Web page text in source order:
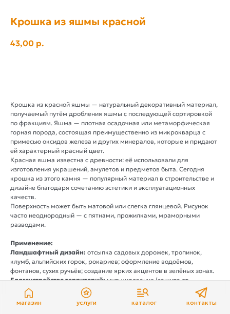
магазин услуги каталог контакты
Крошка из яшмы красной
43,00 р.
Крошка из красной яшмы — натуральный декоративный материал,
получаемый путём дробления яшмы с последующей сортировкой
по фракциям. Яшма — плотная осадочная или метаморфическая
горная порода, состоящая преимущественно из микрокварца с
примесью оксидов железа и других минералов, которые и придают
ей характерный красный цвет.
Красная яшма известна с древности: её использовали для
изготовления украшений, амулетов и предметов быта. Сегодня
крошка из этого камня — популярный материал в строительстве и
дизайне благодаря сочетанию эстетики и эксплуатационных
качеств.
Поверхность может быть матовой или слегка глянцевой. Рисунок
часто неоднородный — с пятнами, прожилками, мраморными
разводами.
Применение:
Ландшафтный дизайн: отсыпка садовых дорожек, тропинок,
клумб, альпийских горок, рокариев; оформление водоёмов,
фонтанов, сухих ручьёв; создание ярких акцентов в зелёных зонах.
Благоустройство территорий:мульчирование (защита от
сорняков, сохранение влаги), зонирование участков, оформление
приствольных кругов деревьев, бордюров, цветников.
Строительство и отделка: облицовка фасадов, цоколей, колонн,